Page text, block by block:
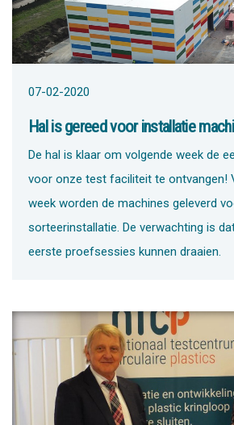
07-02-2020
Hal is gereed voor installatie
De hal is klaar om volgende week de
voor onze test faciliteit te ontvangen!
week worden de machines geleverd
sorteerinstallatie. De verwachting is
eerste proefsessies kunnen draaien.